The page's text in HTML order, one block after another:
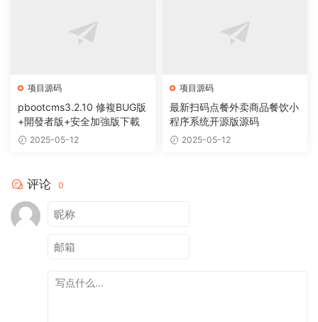
项目源码
pbootcms3.2.10 修複BUG版
+開發者版+安全加強版下載
2025-05-12
项目源码
最新扫码点餐外卖商品餐饮小
程序系统开源版源码
2025-05-12
评论 0